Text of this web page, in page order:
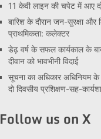
11 केवी लाइन की चपेट में आए
बारिश के दौरान जन-सुरक्षा और
प्राथमिकता: कलेक्टर
डेढ़ वर्ष के सफल कार्यकाल के
दीवान को भावभीनी विदाई
सूचना का अधिकार अधिनियम के
दो दिवसीय प्रशिक्षण-सह-
Follow us on X